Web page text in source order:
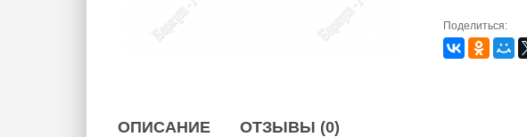
Поделиться:
ОПИСАНИЕ ОТЗЫВЫ (0)